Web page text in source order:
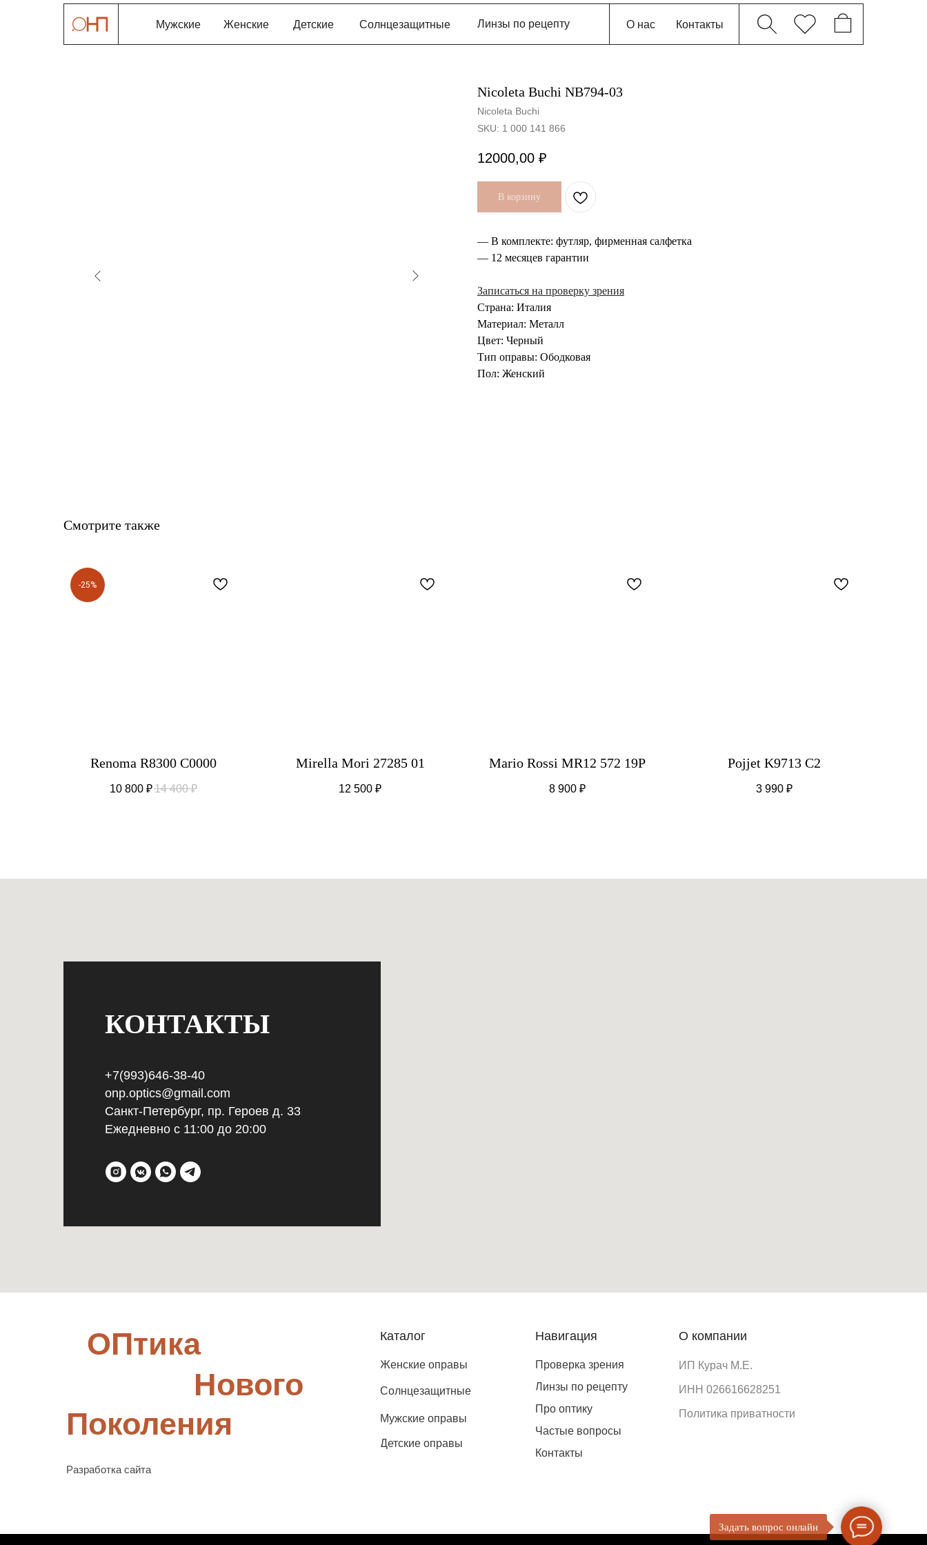
Контакты
О нас
Женские
Мужские Солнцезащитные
Детские Линзы по рецепту
Nicoleta Buchi NB794-03
Nicoleta Buchi
SKU: 1 000 141 866
12000,00 ₽
В корзину
— В комплекте: футляр, фирменная салфетка
— 12 месяцев гарантии
Записаться на проверку зрения
Страна: Италия
Материал: Металл
Цвет: Черный
Тип оправы: Ободковая
Пол: Женский
Смотрите также
-25%
Renoma R8300 C0000
10 800 ₽14 400 ₽
Mirella Mori 27285 01
12 500 ₽
Mario Rossi MR12 572 19P
8 900 ₽
Pojjet K9713 C2
3 990 ₽
Задать вопрос онлайн
КОНТАКТЫ
+7(993)646-38-40
onp.optics@gmail.com
Санкт-Петербург, пр. Героев д. 33
Ежедневно с 11:00 до 20:00
ОПтика
Разработка сайта
Политика приватности
ИП Курач М.Е.
ИНН 026616628251
О компании
Солнцезащитные
Детские оправы
Женские оправы
Мужские оправы
Каталог Навигация
Нового
Поколения
Проверка зрения
Про оптику
Частые вопросы
Контакты
Линзы по рецепту